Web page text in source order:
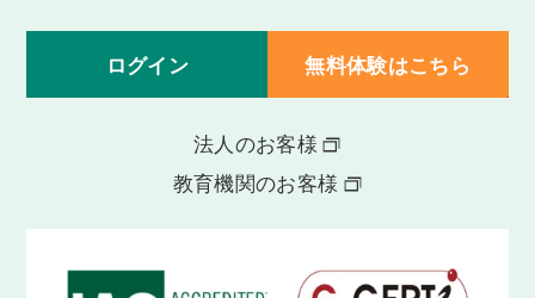
ログイン 無料体験はこちら
法人のお客様
教育機関のお客様